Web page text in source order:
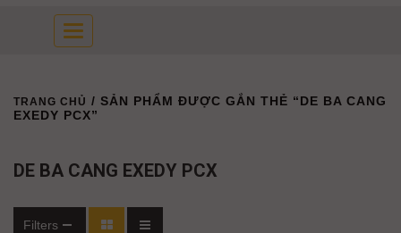
Toggle
navigation
TRANG CHỦ / SẢN PHẨM ĐƯỢC GẮN THẺ “DE BA CANG
EXEDY PCX”
DE BA CANG EXEDY PCX
Filters